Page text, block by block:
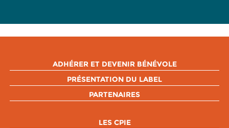
ADHÉRER ET DEVENIR BÉNÉVOLE
PRÉSENTATION DU LABEL
PARTENAIRES
LES CPIE